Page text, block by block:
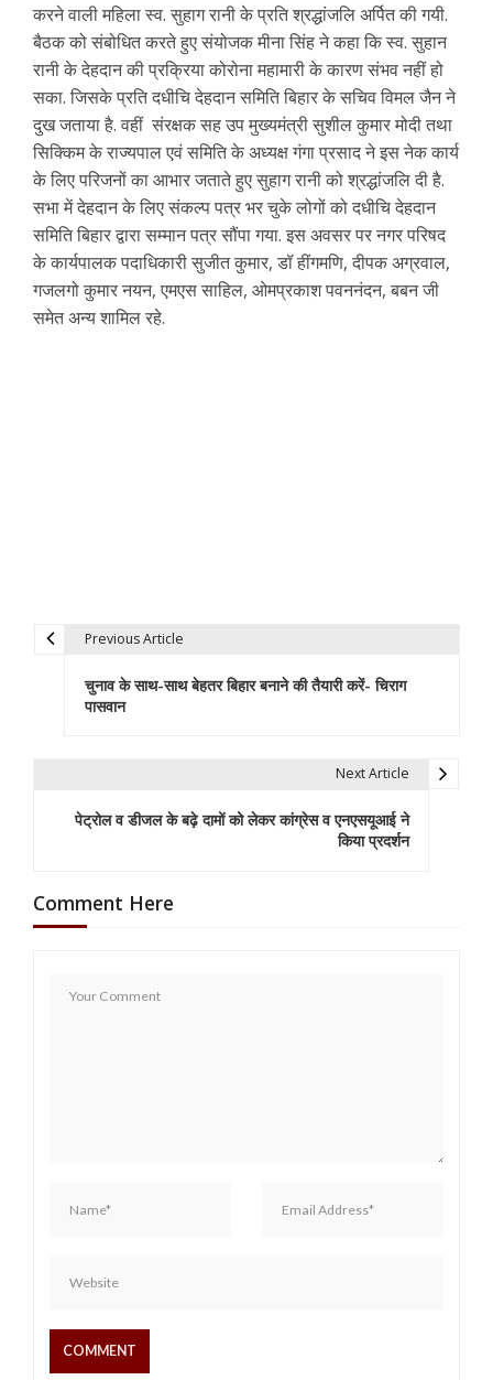
करने वाली महिला स्व. सुहाग रानी के प्रति श्रद्धांजलि अर्पित की गयी.
बैठक को संबोधित करते हुए संयोजक मीना सिंह ने कहा कि स्व. सुहान
रानी के देहदान की प्रक्रिया कोरोना महामारी के कारण संभव नहीं हो
सका. जिसके प्रति दधीचि देहदान समिति बिहार के सचिव विमल जैन ने
दुख जताया है. वहीं संरक्षक सह उप मुख्यमंत्री सुशील कुमार मोदी तथा
सिक्किम के राज्यपाल एवं समिति के अध्यक्ष गंगा प्रसाद ने इस नेक कार्य
के लिए परिजनों का आभार जताते हुए सुहाग रानी को श्रद्धांजलि दी है.
सभा में देहदान के लिए संकल्प पत्र भर चुके लोगों को दधीचि देहदान
समिति बिहार द्वारा सम्मान पत्र सौंपा गया. इस अवसर पर नगर परिषद
के कार्यपालक पदाधिकारी सुजीत कुमार, डॉ हींगमणि, दीपक अग्रवाल,
गजलगो कुमार नयन, एमएस साहिल, ओमप्रकाश पवननंदन, बबन जी
समेत अन्य शामिल रहे.
v
i
Previous Article
चुनाव के साथ-साथ बेहतर बिहार बनाने की तैयारी करें- चिराग
पासवान
Next Article
पेट्रोल व डीजल के बढ़े दामों को लेकर कांग्रेस व एनएसयूआई ने
किया प्रदर्शन
Comment Here